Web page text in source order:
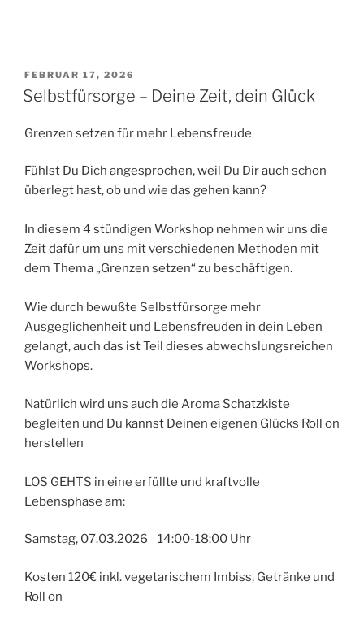
VERÖFFENTLICHT
AM
FEBRUAR 17, 2026
Selbstfürsorge – Deine Zeit, dein Glück
Grenzen setzen für mehr Lebensfreude
Fühlst Du Dich angesprochen, weil Du Dir auch schon
überlegt hast, ob und wie das gehen kann?
In diesem 4 stündigen Workshop nehmen wir uns die
Zeit dafür um uns mit verschiedenen Methoden mit
dem Thema „Grenzen setzen“ zu beschäftigen.
Wie durch bewußte Selbstfürsorge mehr
Ausgeglichenheit und Lebensfreuden in dein Leben
gelangt, auch das ist Teil dieses abwechslungsreichen
Workshops.
Natürlich wird uns auch die Aroma Schatzkiste
begleiten und Du kannst Deinen eigenen Glücks Roll on
herstellen
LOS GEHTS in eine erfüllte und kraftvolle
Lebensphase am:
Samstag, 07.03.2026 14:00-18:00 Uhr
Kosten 120€ inkl. vegetarischem Imbiss, Getränke und
Roll on